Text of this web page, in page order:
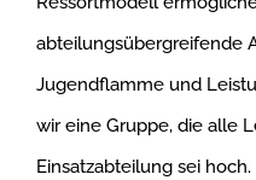
abteilungsübergreifende
Jugendflamme und
wir eine Gruppe, die alle
Einsatzabteilung sei